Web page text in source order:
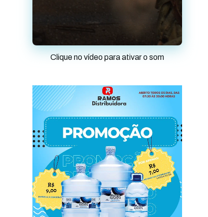
Clique no vídeo para ativar o som